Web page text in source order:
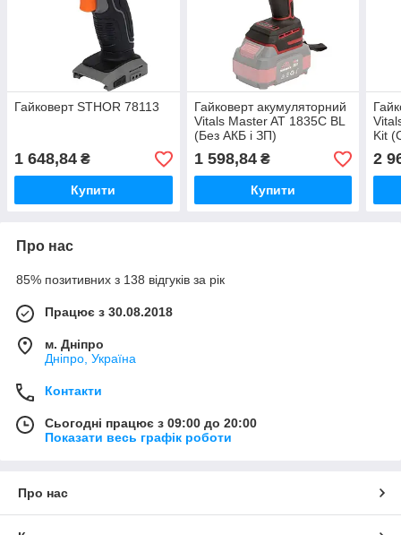
Гайковерт STHOR 78113
1 648,84 ₴
Купити
Гайковерт акумуляторний
Vitals Master AT 1835C BL
(Без АКБ і ЗП)
1 598,84₴
Купити
Kit
2
Про нас
85% позитивних з 138 відгуків за рік
Працює з 30.08.2018
м. Дніпро
Дніпро, Україна
Контакти
Сьогодні працює з 09:00 до 20:00
Показати весь графік роботи
Про нас